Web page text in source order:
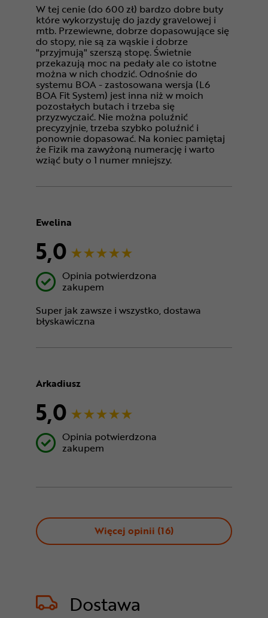
W tej cenie (do 600 zł) bardzo dobre buty
które wykorzystuję do jazdy gravelowej i
mtb. Przewiewne, dobrze dopasowujące się
do stopy, nie są za wąskie i dobrze
"przyjmują" szerszą stopę. Świetnie
przekazują moc na pedały ale co istotne
można w nich chodzić. Odnośnie do
systemu BOA - zastosowana wersja (L6
BOA Fit System) jest inna niż w moich
pozostałych butach i trzeba się
przyzwyczaić. Nie można poluźnić
precyzyjnie, trzeba szybko poluźnić i
ponownie dopasować. Na koniec pamiętaj
że Fizik ma zawyżoną numerację i warto
wziąć buty o 1 numer mniejszy.
Ewelina
5,0
Opinia potwierdzona
zakupem
Super jak zawsze i wszystko, dostawa
błyskawiczna
Arkadiusz
5,0
Opinia potwierdzona
zakupem
Więcej opinii (16)
Dostawa